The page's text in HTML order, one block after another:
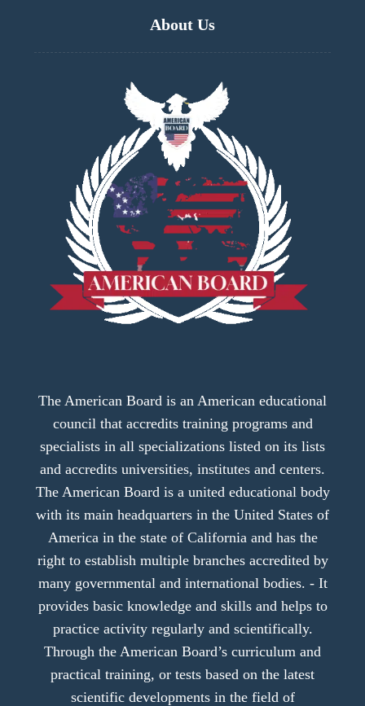
About Us
The American Board is an American educational
council that accredits training programs and
specialists in all specializations listed on its lists
and accredits universities, institutes and centers.
The American Board is a united educational body
with its main headquarters in the United States of
America in the state of California and has the
right to establish multiple branches accredited by
many governmental and international bodies. - It
provides basic knowledge and skills and helps to
practice activity regularly and scientifically.
Through the American Board’s curriculum and
practical training, or tests based on the latest
scientific developments in the field of